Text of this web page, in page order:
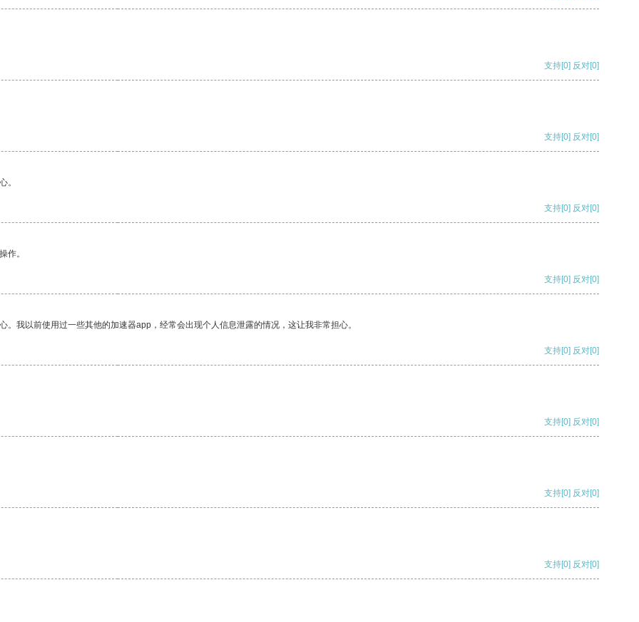
支持[0] 反对[0]
支持[0] 反对[0]
。
支持[0] 反对[0]
作。
支持[0] 反对[0]
我以前使用过一些其他的加速器app，经常会出现个人信息泄露的情况，这让我非常担心。
支持[0] 反对[0]
支持[0] 反对[0]
支持[0] 反对[0]
支持[0] 反对[0]